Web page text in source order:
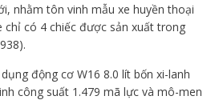
nhằm tôn vinh mẫu xe huyền thoại
chỉ có 4 chiếc được sản xuất trong
động cơ W16 8.0 lít bốn xi-lanh
công suất 1.479 mã lực và mô-men